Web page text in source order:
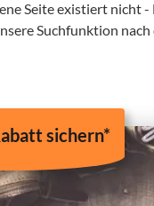
Seite existiert nicht
Suchfunktion
sichern*